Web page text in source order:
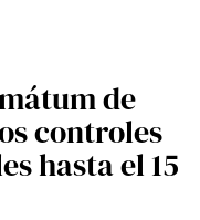
de
controles
hasta el 15